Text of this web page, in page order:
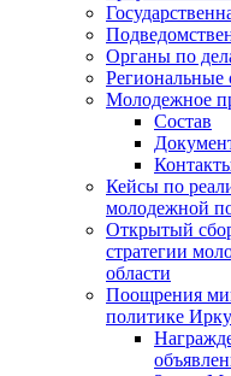
Органы по
Региональные
Молодежное
Состав
Кейсы по
молодежной
Открытый
стратегии
области
Поощрения
политике